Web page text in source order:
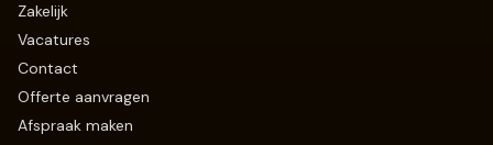
Zakelijk
Vacatures
Contact
Offerte aanvragen
Afspraak maken